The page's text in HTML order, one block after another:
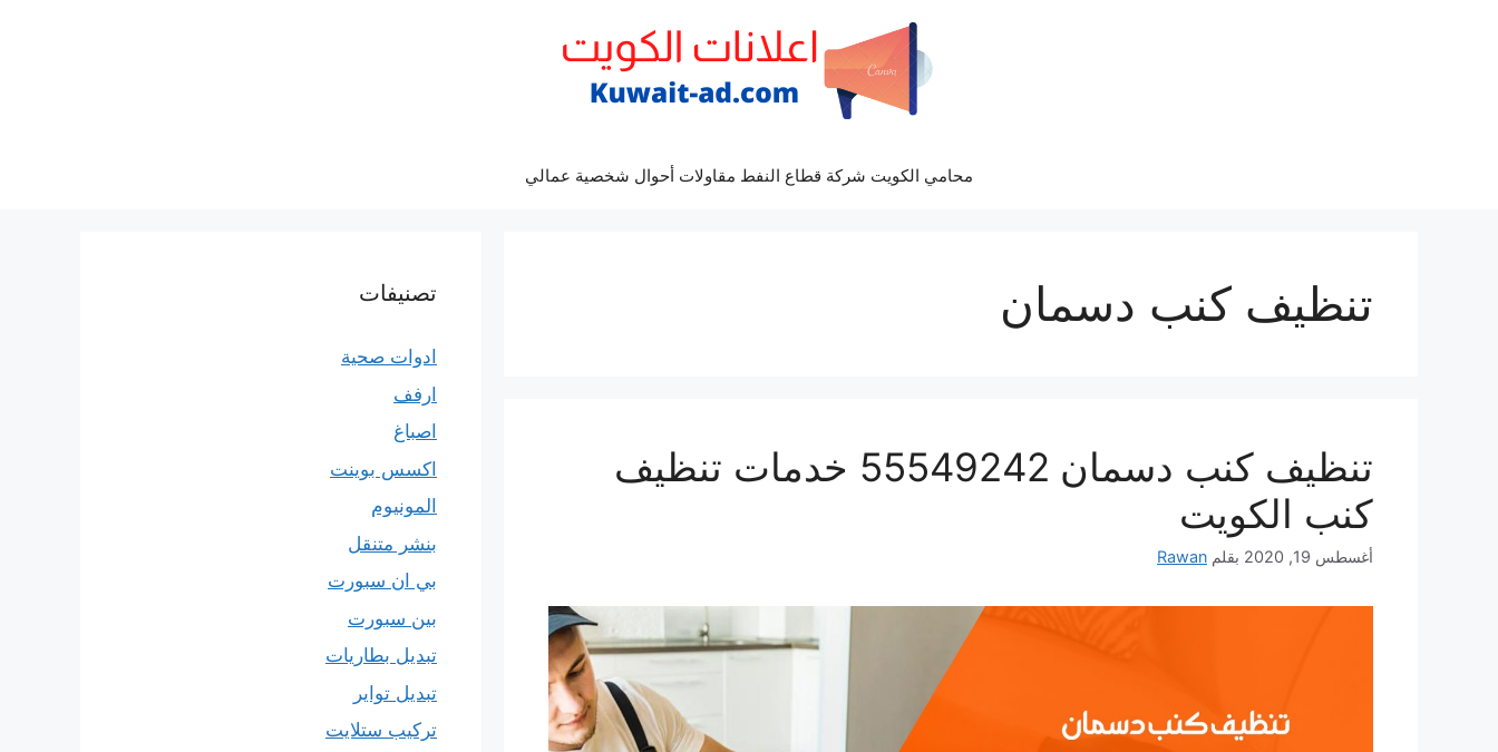
محامي الكويت شركة قطاع النفط مقاولات أحوال شخصية عمالي
تنظيف كنب دسمان
تنظيف كنب دسمان 55549242 خدمات تنظيف
كنب الكويت
أغسطس 19, 2020 بقلم Rawan
تصنيفات
ادوات صحية
ارفف
اصباغ
اكسس بوينت
المونيوم
بنشر متنقل
بي ان سبورت
بين سبورت
تبديل بطاريات
تبديل تواير
تركيب ستلايت